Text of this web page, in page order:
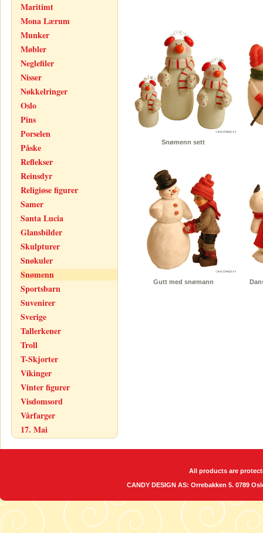
Maritimt
Mona Lærum
Munker
Møbler
Neglefiler
Nisser
Nøkkelringer
Oslo
Pins
Porselen
Påske
Reflekser
Reinsdyr
Religiøse figurer
Samer
Santa Lucia
Glansbilder
Skulpturer
Snøkuler
Snømenn
Sportsbarn
Suvenirer
Sverige
Tallerkener
Troll
T-Skjorter
Vikinger
Vinter figurer
Visdomsord
Vårfarger
17. Mai
Snømenn sett
Gutt med snømann
All products are
CANDY DESIGN AS: Orrebakken 5. 0789